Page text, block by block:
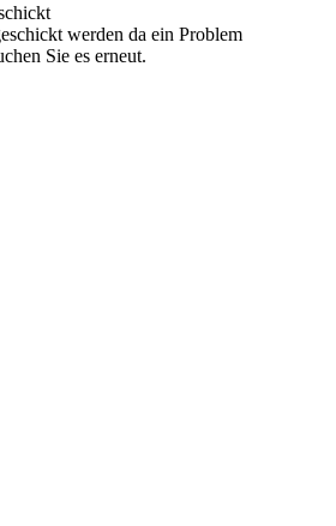
werden da ein Problem
Sie es erneut.